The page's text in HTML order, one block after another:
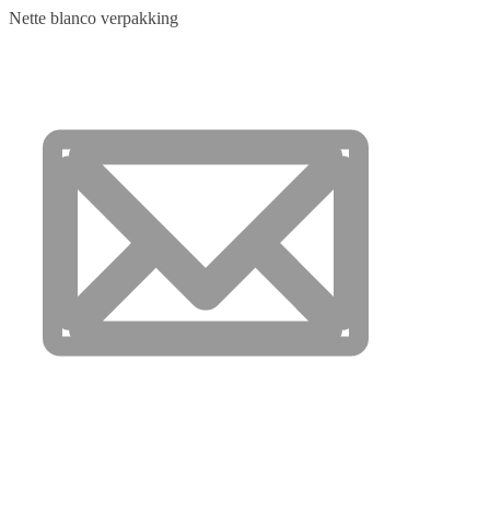
Nette blanco verpakking